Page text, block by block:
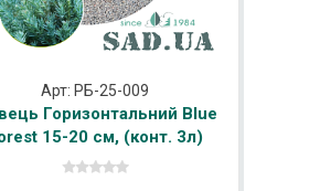
Арт: РБ-25-009
Горизонтальний Blue
15-20 см, (конт. 3л)